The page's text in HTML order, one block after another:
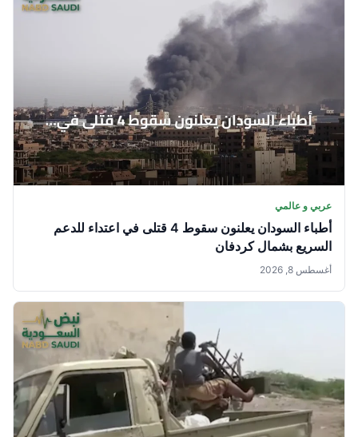
عربي و عالمي
أطباء السودان يعلنون سقوط 4 قتلى في اعتداء للدعم
السريع بشمال كردفان
أغسطس 8, 2026